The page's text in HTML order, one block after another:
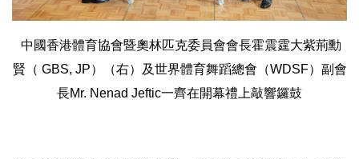
中國香港體育協會暨奧林匹克委員會會長霍震霆大紫荊勳
賢（ GBS, JP）（右）及世界體育舞蹈總會（WDSF）副會
長Mr. Nenad Jeftic一齊在開幕禮上敲響鑼鼓